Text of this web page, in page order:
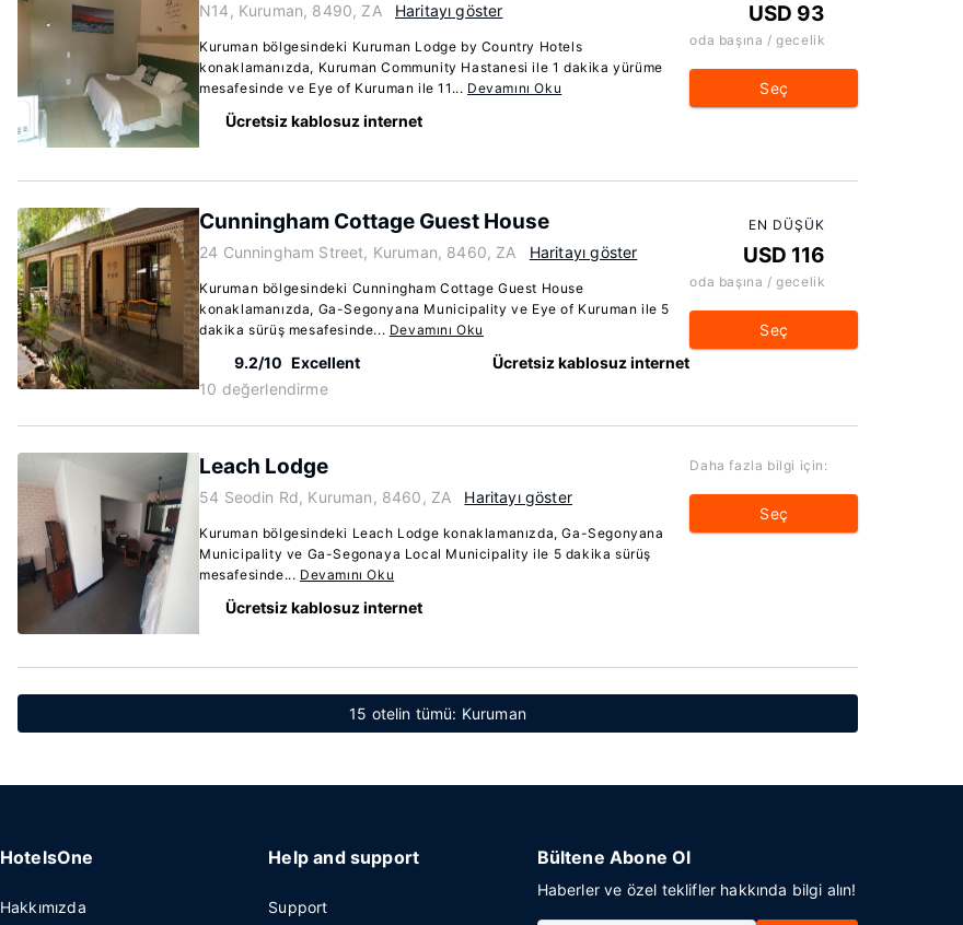
N14, Kuruman, 8490, ZA Haritayı göster
Kuruman bölgesindeki Kuruman Lodge by Country Hotels
konaklamanızda, Kuruman Community Hastanesi ile 1 dakika yürüme
mesafesinde ve Eye of Kuruman ile 11... Devamını Oku
Ücretsiz kablosuz internet
USD 93
oda başına / gecelik
Seç
Cunningham Cottage Guest House
24 Cunningham Street, Kuruman, 8460, ZA Haritayı göster
Kuruman bölgesindeki Cunningham Cottage Guest House
konaklamanızda, Ga-Segonyana Municipality ve Eye of Kuruman ile 5
dakika sürüş mesafesinde... Devamını Oku
9.2/10 Excellent
10 değerlendirme
Ücretsiz kablosuz internet
EN DÜŞÜK
USD 116
oda başına / gecelik
Seç
Leach Lodge
54 Seodin Rd, Kuruman, 8460, ZA Haritayı göster
Kuruman bölgesindeki Leach Lodge konaklamanızda, Ga-Segonyana
Municipality ve Ga-Segonaya Local Municipality ile 5 dakika sürüş
mesafesinde... Devamını Oku
Ücretsiz kablosuz internet
Daha fazla bilgi için:
Seç
15 otelin tümü: Kuruman
HotelsOne
Hakkımızda
Help and support
Support
Bültene Abone Ol
Haberler ve özel teklifler hakkında bilgi alın!